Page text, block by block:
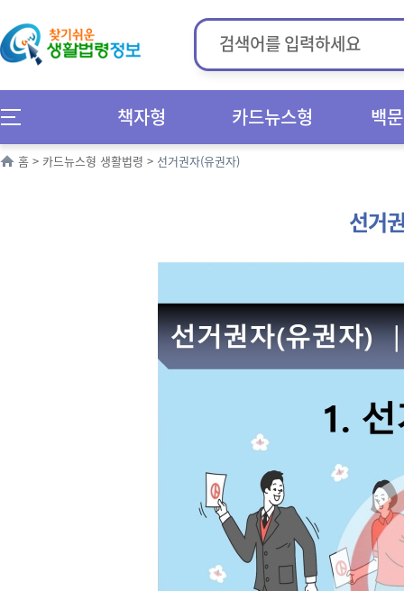
책자형 카드뉴스형 백
홈 > 카드뉴스형 생활법령 > 선거권자(유권자)
선거